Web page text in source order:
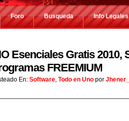
Foro Busqueda Info Legales
Esenciales Gratis 2010,
FREEMIUM
En: Software, Todo en Uno por